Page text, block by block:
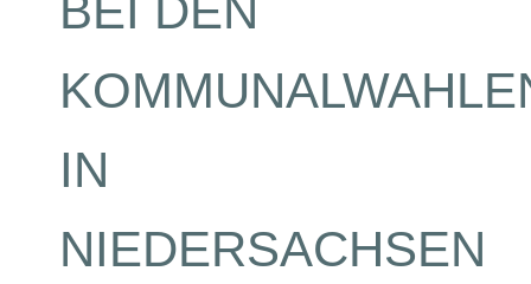
Impressum
Datenschutz
SCHWERPUNKTE
Schwerpunkt zur USA und Faschist Trump
Schwerpunkt »Identitäre Bewegung«
Schwerpunkt NPD
BEI DEN
IN
NIEDERSACHSEN